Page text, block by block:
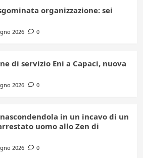
organizzazione: sei
2026 0
di servizio Eni a Capaci, nuova
2026 0
in un incavo di un
uomo allo Zen di
2026 0